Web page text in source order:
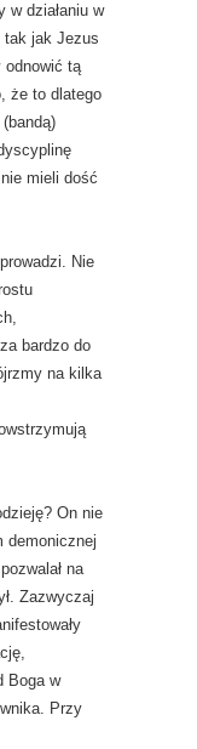
w działaniu w
tak jak Jezus
odnowić tą
że to dlatego
mieli dość
Nie
bardzo do
na kilka
On nie
demonicznej
na
Zazwyczaj
Boga w
Przy